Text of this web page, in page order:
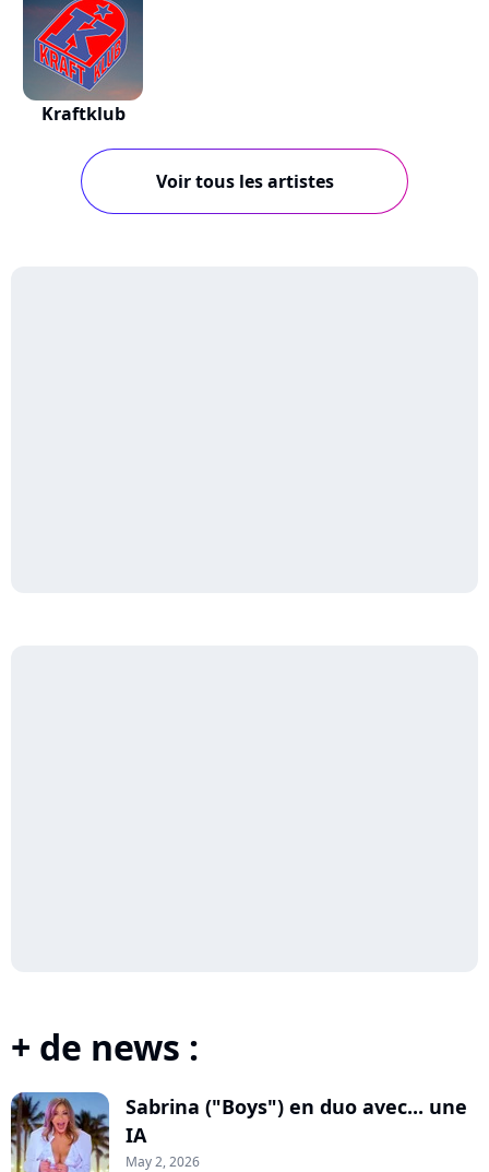
Kraftklub
Voir tous les artistes
+ de news :
Sabrina ("Boys") en duo avec... une
IA
May 2, 2026